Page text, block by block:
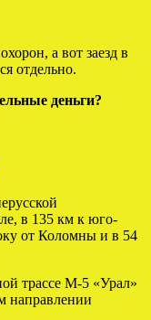
а вот заезд в
отдельно.
деньги?
в 135 км к юго-
от Коломны и в 54
трассе М-5 «Урал»
направлении